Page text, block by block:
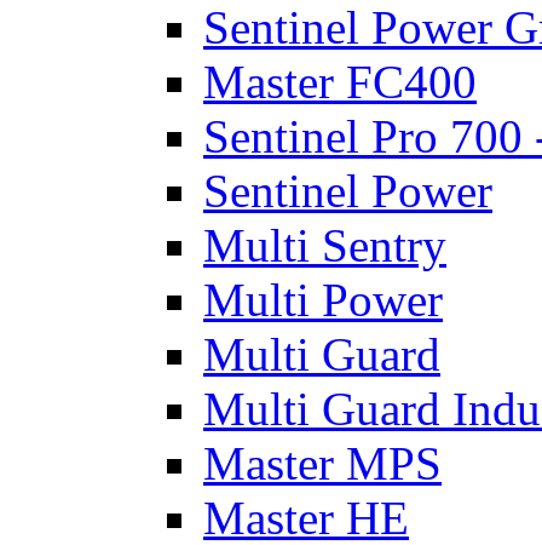
Sentinel Power
Master FC400
Sentinel Pro 700
Sentinel Power
Multi Sentry
Multi Power
Multi Guard
Multi Guard
Master MPS
Master HE